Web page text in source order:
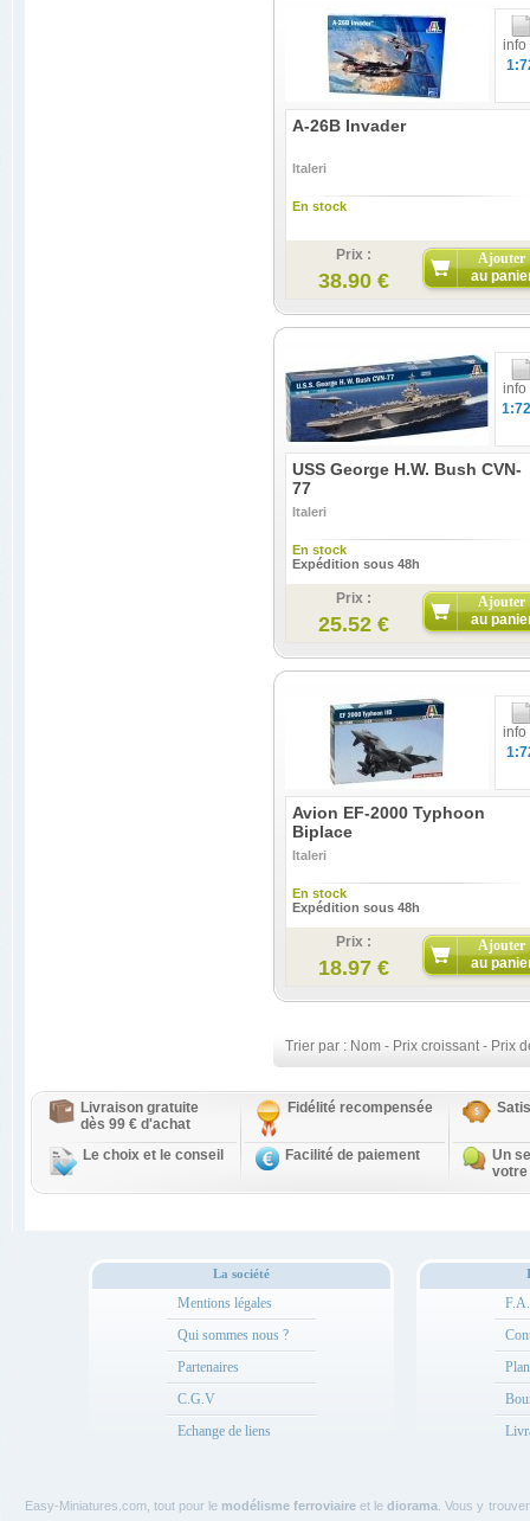
info
A-26B Invader
Italeri
En stock
Prix :
38.90 €
Ajouter
au
info
USS George H.W. Bush CVN-
77
Italeri
En stock
Expédition sous 48h
Prix :
25.52 €
Ajouter
au
info
Avion EF-2000 Typhoon
Biplace
Italeri
En stock
Expédition sous 48h
Prix :
18.97 €
Ajouter
au
Trier par : Nom - Prix croissant- Prix
Livraison gratuite
dès 99 € d'achat
Fidélité recompensée
Le choix et le conseil Facilité de paiement
Un
votre
La société
Mentions légales
Qui sommes nous ?
Partenaires
C.G.V
Echange de liens
Easy-Miniatures.com, tout pour le modélisme ferroviaireet lediorama . Vous y